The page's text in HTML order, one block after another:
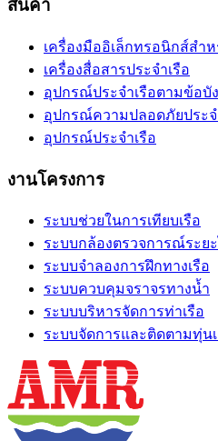
สินค้า
เครื่องมืออิเล็กทรอนิกส์สำห
เครื่องสื่อสารประจำเรือ
อุปกรณ์ประจำเรือตามข้อบั
อุปกรณ์ความปลอดภัยประจ
อุปกรณ์ประจำเรือ
งานโครงการ
ระบบช่วยในการเทียบเรือ
ระบบกล้องตรวจการณ์ระย
ระบบจำลองการฝึกทางเรือ
ระบบควบคุมจราจรทางน้ำ
ระบบบริหารจัดการท่าเรือ
ระบบจัดการและติดตามทุ่น